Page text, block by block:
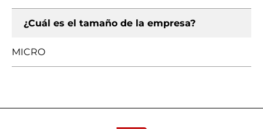
¿Cuál es el tamaño de la empresa?
MICRO